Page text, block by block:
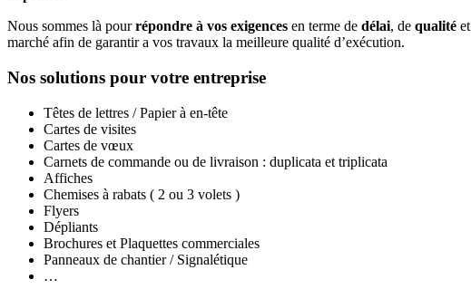
Nous sommes là pourrépondre à vos exigences en terme de délai, de qualité
marché afin de garantir a vos travaux la meilleure qualité d’exécution.
Nos solutions pour votre entreprise
Têtes de lettres / Papier à en-tête
Cartes de visites
Cartes de vœux
Carnets de commande ou de livraison : duplicata et triplicata
Affiches
Chemises à rabats ( 2 ou 3 volets )
Flyers
Dépliants
Brochures et Plaquettes commerciales
Panneaux de chantier / Signalétique
…